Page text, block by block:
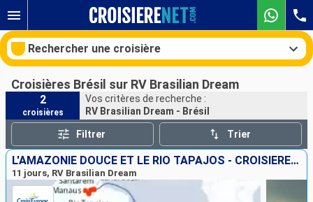
Rechercher une croisière
Nos destinations
Mois de départ
Ports Compagnies
Croisières Brésil sur RV Brasilian Dream
2
croisières
Vos critères de recherche :
RV Brasilian Dream - Brésil
Filtrer Trier
L'AMAZONIE DOUCE ET LE RIO TAPAJOS - CROISIÈRE ENVOUTANTE ET INTIMISTE VERS LES PLUS BELLES PLAGES DE L'AMAZONE
11 jours, RV Brasilian Dream